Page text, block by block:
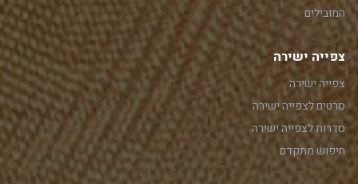
המובילים
צפייה ישירה
צפייה ישירה
סרטים לצפייה ישירה
סדרות לצפייה ישירה
חיפוש מתקדם